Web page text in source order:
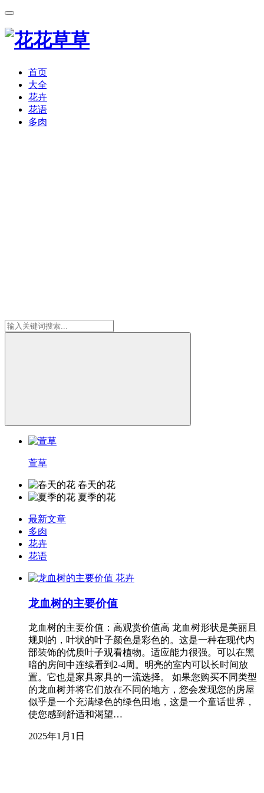
首页
大全
花卉
花语
多肉
萱草
春天的花
夏季的花
最新文章
多肉
花卉
花语
花卉
龙血树的主要价值
龙血树的主要价值：高观赏价值高 龙血树形状是美丽且
规则的，叶状的叶子颜色是彩色的。这是一种在现代内
部装饰的优质叶子观看植物。适应能力很强。可以在黑
暗的房间中连续看到2-4周。明亮的室内可以长时间放
置。它也是家具家具的一流选择。 如果您购买不同类型
的龙血树并将它们放在不同的地方，您会发现您的房屋
似乎是一个充满绿色的绿色田地，这是一个童话世界，
使您感到舒适和渴望…
2025年1月1日